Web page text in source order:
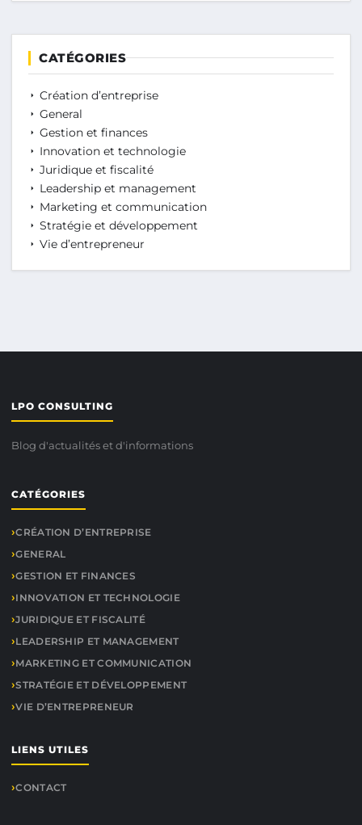
CATÉGORIES
Création d’entreprise
General
Gestion et finances
Innovation et technologie
Juridique et fiscalité
Leadership et management
Marketing et communication
Stratégie et développement
Vie d’entrepreneur
LPO CONSULTING
Blog d'actualités et d'informations
CATÉGORIES
CRÉATION D’ENTREPRISE
GENERAL
GESTION ET FINANCES
INNOVATION ET TECHNOLOGIE
JURIDIQUE ET FISCALITÉ
LEADERSHIP ET MANAGEMENT
MARKETING ET COMMUNICATION
STRATÉGIE ET DÉVELOPPEMENT
VIE D’ENTREPRENEUR
LIENS UTILES
CONTACT